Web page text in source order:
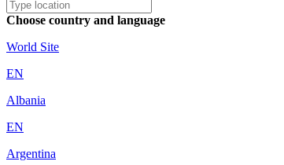
Choose country and language
World Site
EN
Albania
EN
Argentina